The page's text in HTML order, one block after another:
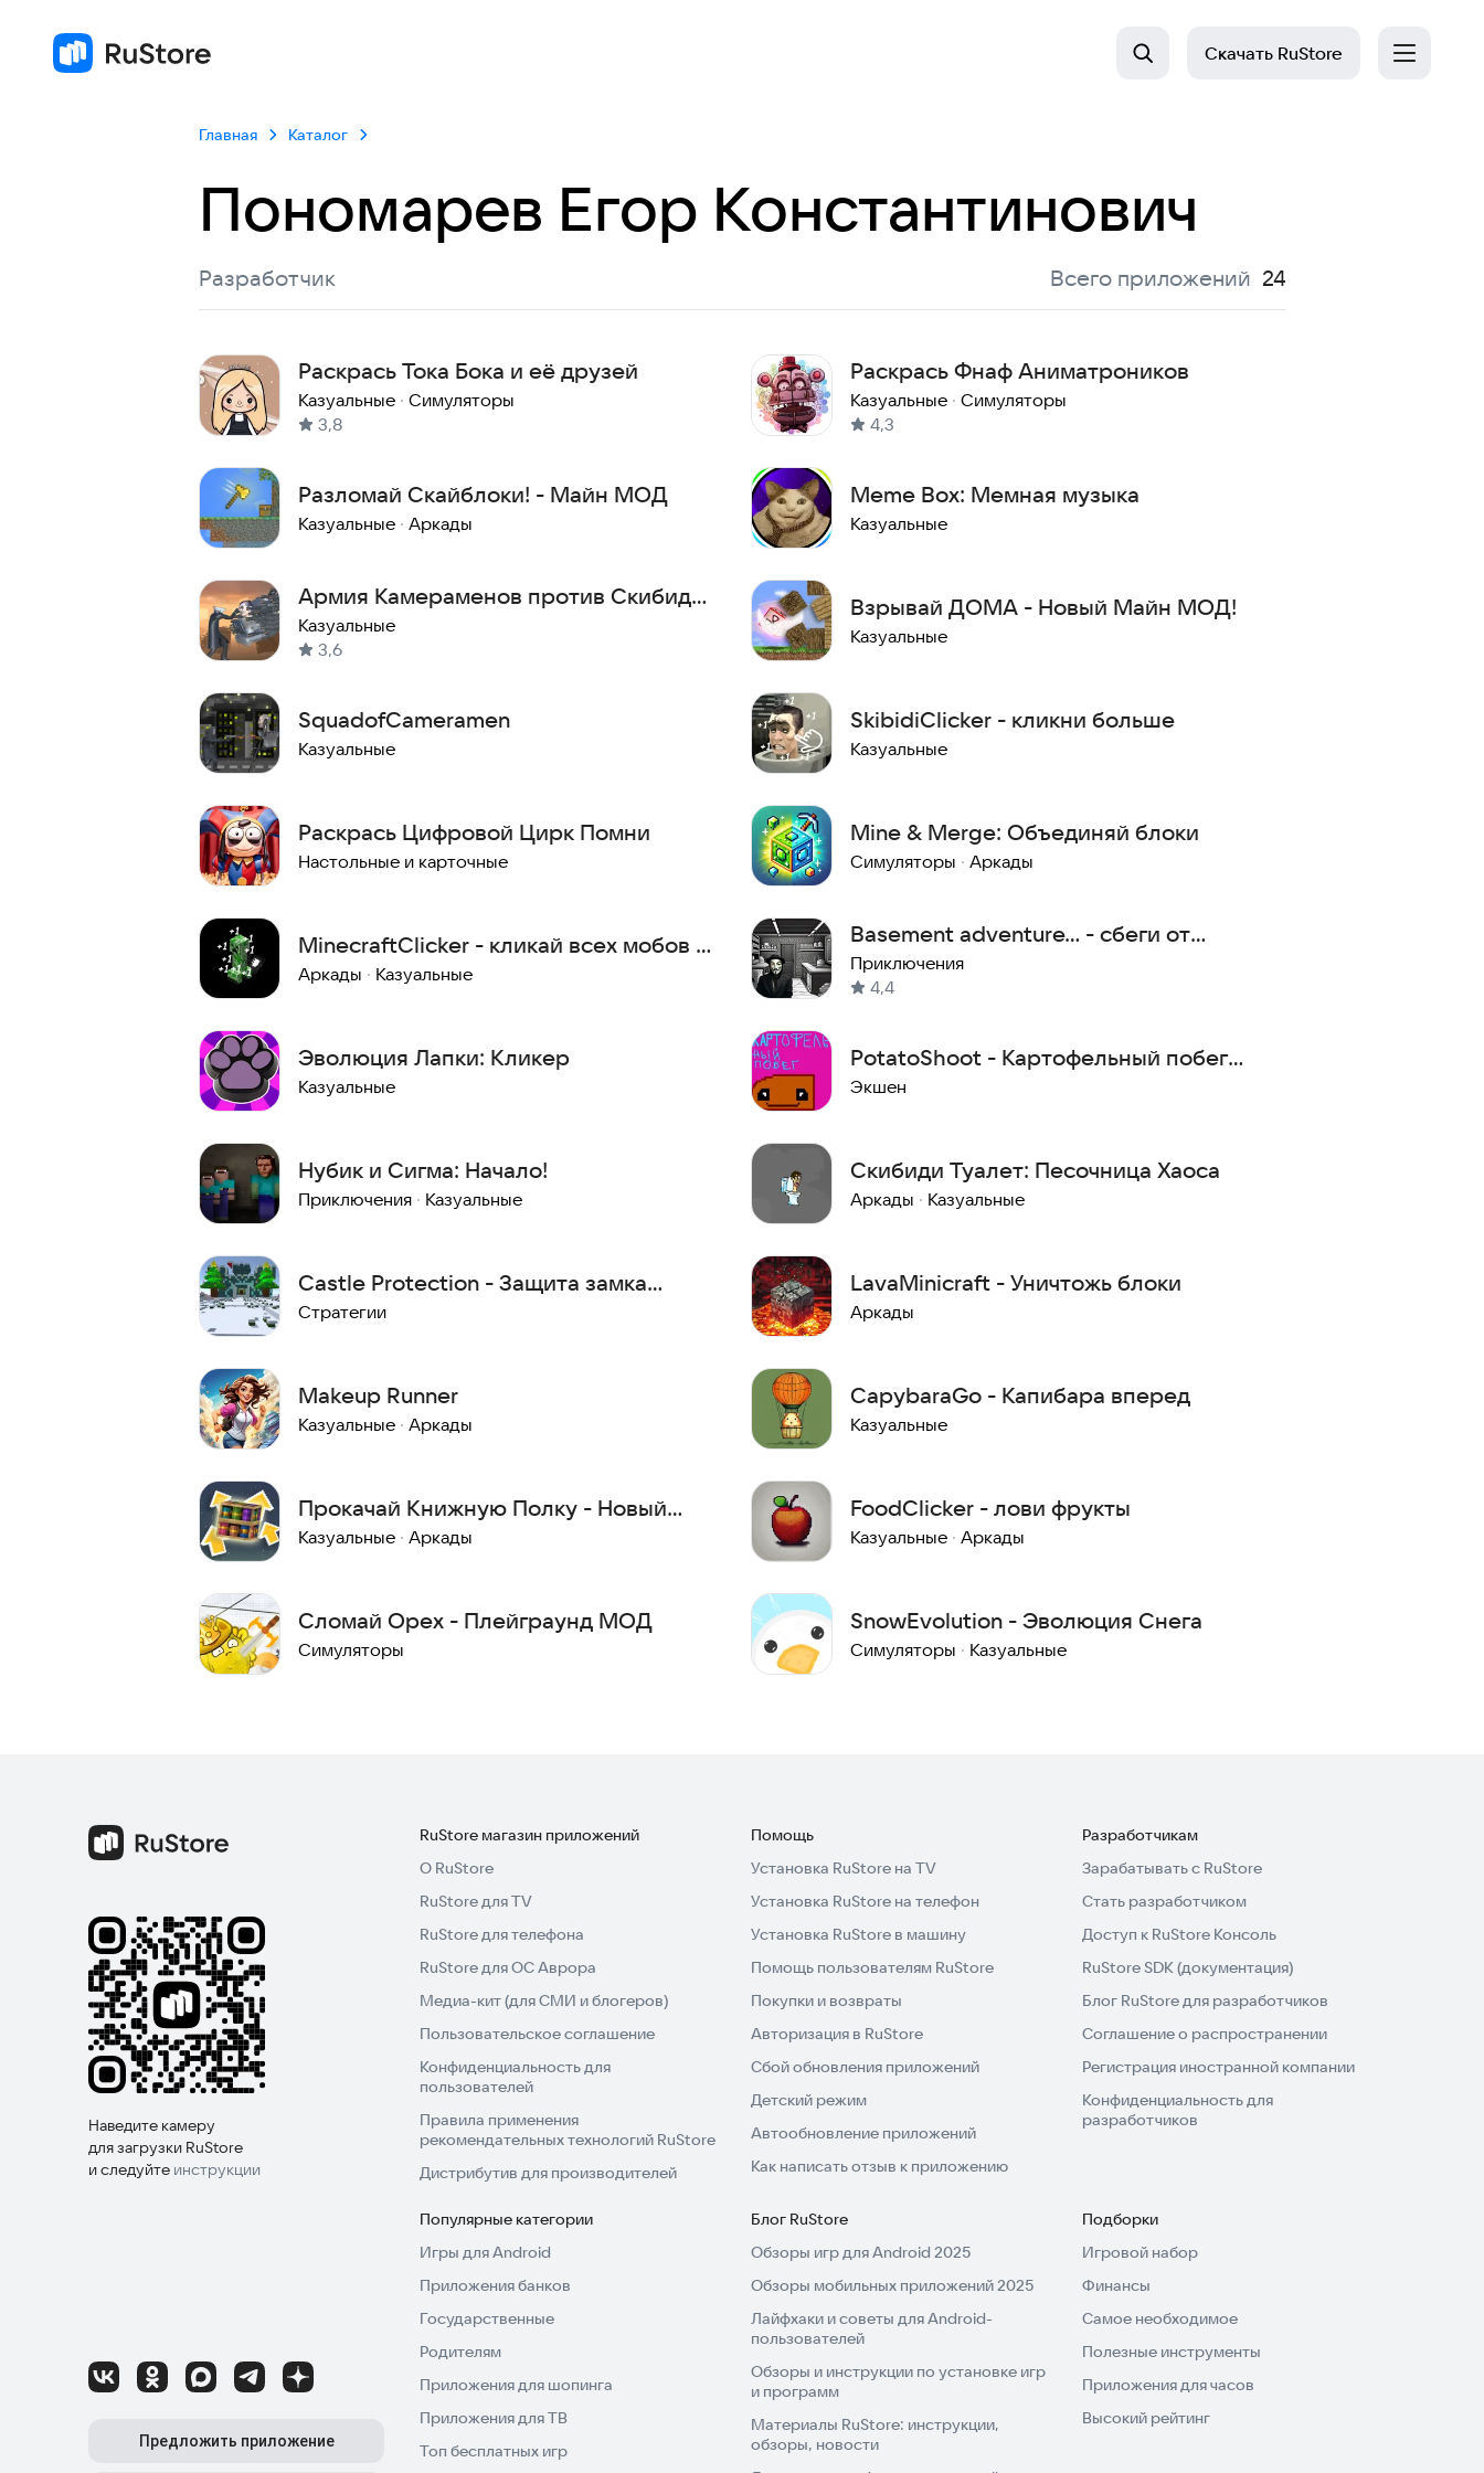
Скачать RuStore
Главная Каталог
Пономарев Егор Константинович
Разработчик Всего приложений 24
Раскрась Тока Бока и её друзей
Казуальные · Симуляторы
3,8
Раскрась Фнаф Аниматроников
Казуальные · Симуляторы
4,3
Разломай Скайблоки! - Майн МОД
Казуальные · Аркады
Meme Box: Мемная музыка
Казуальные
Армия Камераменов против Скибиди
туалетов
Казуальные
3,6
Взрывай ДОМА - Новый Майн МОД!
Казуальные
SquadofCameramen
Казуальные
SkibidiClicker - кликни больше
Казуальные
Раскрась Цифровой Цирк Помни
Настольные и карточные
Mine & Merge: Объединяй блоки
Симуляторы · Аркады
MinecraftClicker - кликай всех мобов в
майнкрафте
Аркады · Казуальные
Basement adventure... - сбеги от
Анонимуса
Приключения
4,4
Эволюция Лапки: Кликер
Казуальные
PotatoShoot - Картофельный побег
офлайн осминоги
Экшен
Нубик и Сигма: Начало!
Приключения · Казуальные
Скибиди Туалет: Песочница Хаоса
Аркады · Казуальные
Castle Protection - Защита замка
офлайн игра
Стратегии
LavaMinicraft - Уничтожь блоки
Аркады
Makeup Runner
Казуальные · Аркады
CapybaraGo - Капибара вперед
Казуальные
Прокачай Книжную Полку - Новый
Майн МОД!
Казуальные · Аркады
FoodClicker - лови фрукты
Казуальные · Аркады
Сломай Орех - Плейграунд МОД
Симуляторы
SnowEvolution - Эволюция Снега
Симуляторы · Казуальные
Наведите камеру
для загрузки RuStore
и следуйте инструкции
Предложить приложение
RuStore магазин приложений
О RuStore
RuStore для TV
RuStore для телефона
RuStore для ОС Аврора
Медиа-кит (для СМИ и блогеров)
Пользовательское соглашение
Конфиденциальность для
пользователей
Правила применения
рекомендательных технологий RuStore
Дистрибутив для производителей
Помощь
Установка RuStore на TV
Установка RuStore на телефон
Установка RuStore в машину
Помощь пользователям RuStore
Покупки и возвраты
Авторизация в RuStore
Сбой обновления приложений
Детский режим
Автообновление приложений
Как написать отзыв к приложению
Разработчикам
Зарабатывать с RuStore
Стать разработчиком
Доступ к RuStore Консоль
RuStore SDK (документация)
Блог RuStore для разработчиков
Соглашение о распространении
Регистрация иностранной компании
Конфиденциальность для
разработчиков
Популярные категории
Игры для Android
Приложения банков
Государственные
Родителям
Приложения для шопинга
Приложения для ТВ
Топ бесплатных игр
Блог RuStore
Обзоры игр для Android 2025
Обзоры мобильных приложений 2025
Лайфхаки и советы для Android-
пользователей
Обзоры и инструкции по установке игр
и программ
Материалы RuStore: инструкции,
обзоры, новости
Подборки
Игровой набор
Финансы
Самое необходимое
Полезные инструменты
Приложения для часов
Высокий рейтинг